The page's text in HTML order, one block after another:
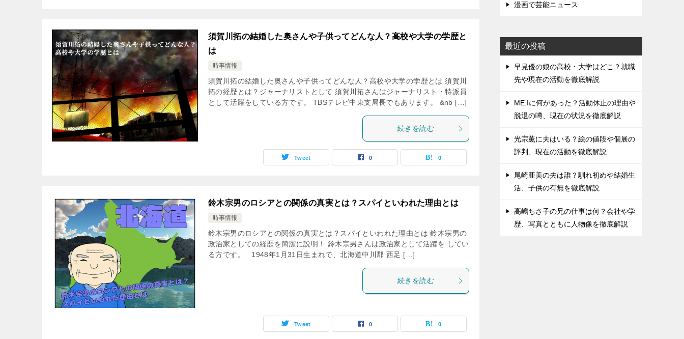
須賀川拓の結婚した奥さんや子供ってどんな人？高校や大学の学歴と
は
時事情報
須賀川拓の結婚した奥さんや子供ってどんな人？高校や大学の学歴とは 須賀川
拓の経歴とは？ジャーナリストとして 須賀川拓さんはジャーナリスト・特派員
として活躍をしている方です。 TBSテレビ中東支局長でもあります。 &nb […]
続きを読む
Tweet 0 0
鈴木宗男のロシアとの関係の真実とは？スパイといわれた理由とは
時事情報
鈴木宗男のロシアとの関係の真実とは？スパイといわれた理由とは 鈴木宗男の
政治家としての経歴を簡潔に説明！ 鈴木宗男さんは政治家として活躍を してい
る方です。 1948年1月31日生まれで、北海道中川郡 西足 […]
続きを読む
Tweet 0 0
漫画で芸能ニュース
最近の投稿
早見優の娘の高校・大学はどこ？就職
先や現在の活動を徹底解説
ME:Iに何があった？活動休止の理由や
脱退の噂、現在の状況を徹底解説
光宗薫に夫はいる？絵の値段や個展の
評判、現在の活動を徹底解説
尾崎亜美の夫は誰？馴れ初めや結婚生
活、子供の有無を徹底解説
高嶋ちさ子の兄の仕事は何？会社や学
歴、写真とともに人物像を徹底解説